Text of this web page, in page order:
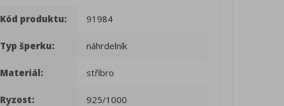
Kód produktu: 91984
Typ šperku: náhrdelník
Materiál: stříbro
Ryzost: 925/1000